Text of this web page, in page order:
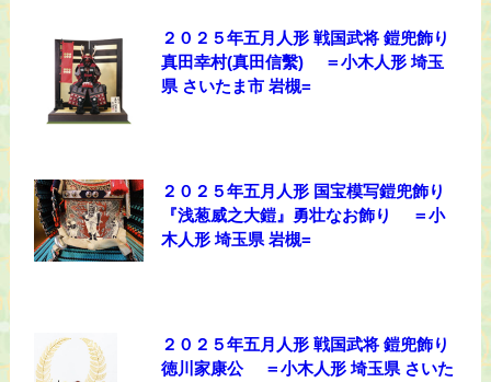
２０２５年五月人形 戦国武将 鎧兜飾り
真田幸村(真田信繫) ＝小木人形 埼玉
県 さいたま市 岩槻=
２０２５年五月人形 国宝模写鎧兜飾り
『浅葱威之大鎧』勇壮なお飾り ＝小
木人形 埼玉県 岩槻=
２０２５年五月人形 戦国武将 鎧兜飾り
徳川家康公 ＝小木人形 埼玉県 さいた